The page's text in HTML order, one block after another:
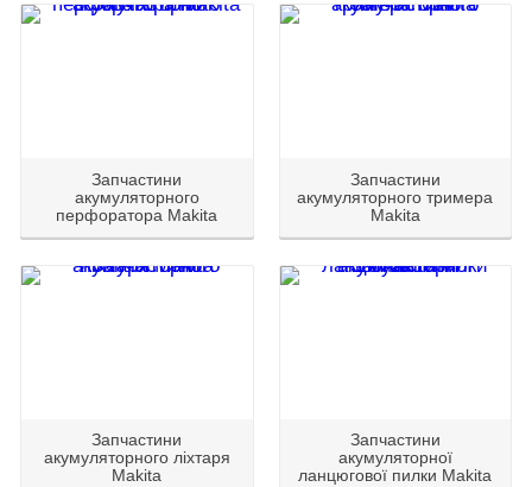
Запчастини
акумуляторного
перфоратора Makita
Запчастини
акумуляторного тримера
Makita
Запчастини
акумуляторного ліхтаря
Makita
Запчастини
акумуляторної
ланцюгової пилки Makita